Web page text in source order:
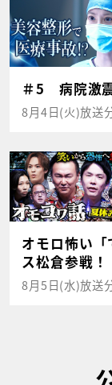
＃5 病院激
8月4日(火)放送
オモロ怖い
ス松倉参戦！
8月5日(水)放送